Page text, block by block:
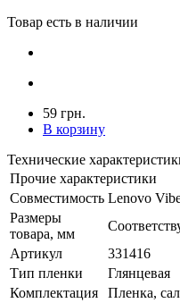
Товар есть в наличии
59 грн.
В корзину
Технические
Прочие характеристики
Совместимость Lenovo
Размеры
товара, мм
Артикул
331416
Тип пленки
Глянцевая
Комплектация
Пленка,